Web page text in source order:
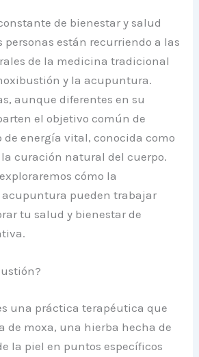
de bienestar y salud
están recurriendo a las
de la medicina tradicional
y la acupuntura.
aunque diferentes en su
el objetivo común de
energía vital, conocida como
la curación natural del cuerpo.
cómo la
pueden trabajar
tu salud y bienestar de
una práctica terapéutica que
de moxa, una hierba hecha de
la piel en puntos específicos